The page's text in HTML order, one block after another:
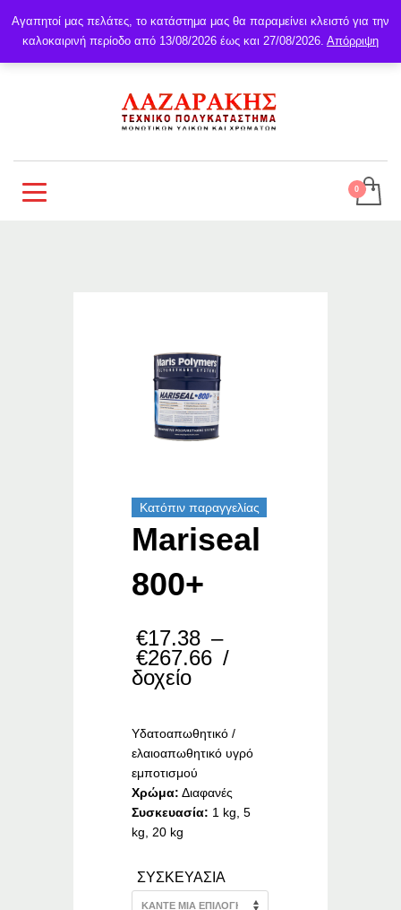
Κατόπιν παραγγελίας
Mariseal
800+
€17.38 –
€267.66 Price
€267.66
/
δοχείο
Υδατοαπωθητικό /
ελαιοαπωθητικό υγρό
εμποτισμού
Χρώμα: Διαφανές
Συσκευασία: 1 kg, 5
kg, 20 kg
ΣΥΣΚΕΥΑΣΙΑ
Αγαπητοί μας πελάτες, το κατάστημα μας θα παραμείνει κλειστό για την
καλοκαιρινή περίοδο από 13/08/2026 έως και 27/08/2026. Απόρριψη